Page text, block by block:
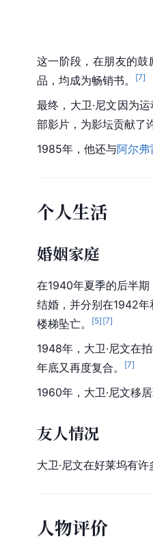
这一阶段，在朋友的
品，均成为畅销书。
[7]
最终，大卫·尼文因为
部影片，为影坛贡献了
1985年，他还与阿尔弗
个人生活
婚姻家庭
在1940年夏季的后半
结婚，并分别在1942
楼梯坠亡。
[5] [7]
1948年，大卫·尼文在
年底又再度复合。
[7]
1960年，大卫·尼文移居
友人情况
大卫·尼文在好莱坞有
人物评价